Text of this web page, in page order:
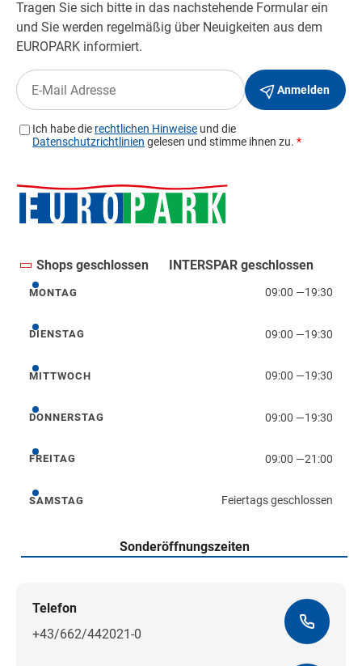
Shops geschlossen INTERSPAR geschlossen
Montag
MONTAG 09:00 —19:30
Dienstag
DIENSTAG 09:00 —19:30
Mittwoch
MITTWOCH 09:00 —19:30
Donnerstag
DONNERSTAG 09:00 —19:30
Freitag
FREITAG 09:00 —21:00
Samstag
SAMSTAG Feiertags geschlossen
Sonderöffnungszeiten
Telefon
+43/662/442021-0